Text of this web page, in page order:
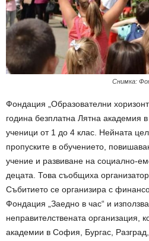
Снимка:
Фондация „Образователни
година безплатна Лятна академия
ученици от 1 до 4 клас. Нейната
пропуските в обучението,
учение и развиване на социално-
децата. Това съобщиха
Събитието се организира с
Фондация „Заедно в час“ и
неправителствената организация,
академии в София, Бургас,